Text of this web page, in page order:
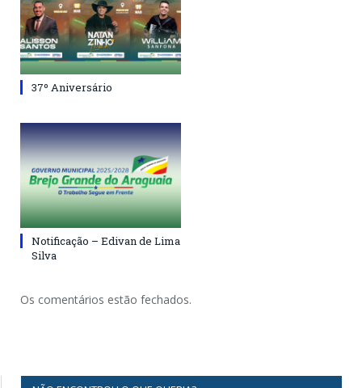
37º Aniversário
Notificação – Edivan de Lima
Silva
Os comentários estão fechados.